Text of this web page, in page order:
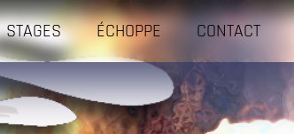
STAGES ÉCHOPPE CONTACT